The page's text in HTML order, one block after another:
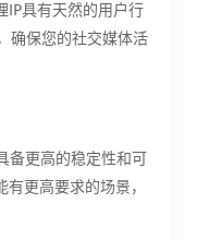
IP具有天然的用户行
确保您的社交媒体活
备更高的稳定性和可
更高要求的场景，